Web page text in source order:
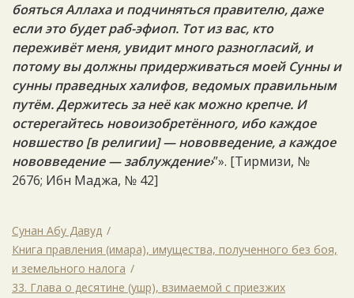
бояться Аллаха и подчиняться правителю, даже
если это будет раб-эфиоп. Тот из вас, кто
переживёт меня, увидит много разногласий, и
потому вы должны придерживаться моей Сунны и
сунны праведных халифов, ведомых правильным
путём. Держитесь за неё как можно крепче. И
остерегайтесь новоизобретённого, ибо каждое
новшество [в религии] — нововведение, а каждое
нововведение — заблуждение›”». [Тирмизи, №
2676; Ибн Маджа, № 42]
Сунан Абу Давуд
Книга правления (имара), имущества, полученного без боя,
и земельного налога
33. Глава о десятине (ушр), взимаемой с приезжих